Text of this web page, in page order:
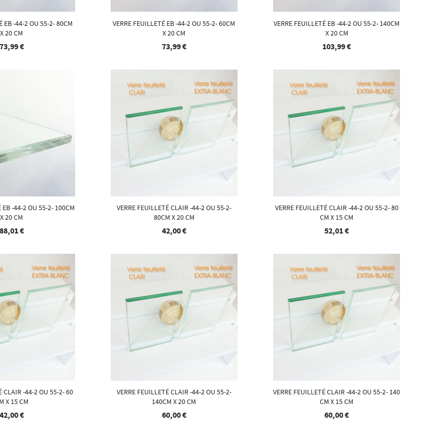
EB -44-2 OU 55-2- 80CM
X 20 CM
73,99 €
VERRE FEUILLETÉ EB -44-2 OU 55-2- 60CM
X 20 CM
73,99 €
VERRE FEUILLETÉ EB -44-2 OU 55-2- 140CM
X 20 CM
103,99 €
EB -44-2 OU 55-2- 100CM
X 20 CM
88,01 €
VERRE FEUILLETÉ CLAIR -44-2 OU 55-2-
80CM X 20 CM
42,00 €
VERRE FEUILLETÉ CLAIR -44-2 OU 55-2- 80
CM X 15 CM
52,01 €
CLAIR -44-2 OU 55-2- 60
X 15 CM
42,00 €
VERRE FEUILLETÉ CLAIR -44-2 OU 55-2-
140CM X 20 CM
60,00 €
VERRE FEUILLETÉ CLAIR -44-2 OU 55-2- 140
CM X 15 CM
60,00 €